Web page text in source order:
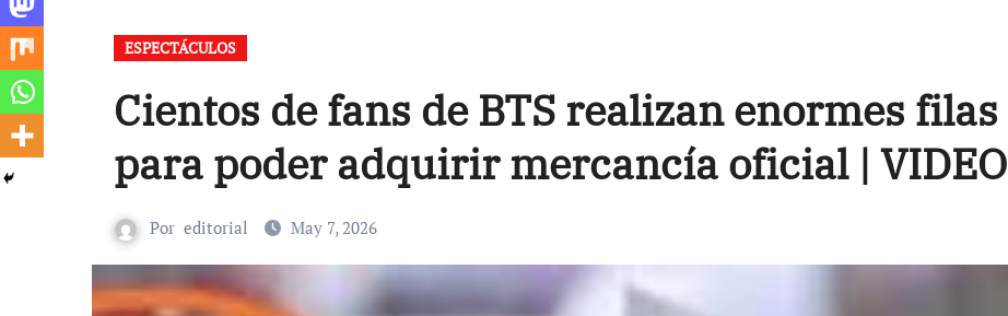
ESPECTÁCULOS
Cientos de fans de BTS realizan enormes filas
para poder adquirir mercancía oficial | VIDEO
Por editorial May 7, 2026